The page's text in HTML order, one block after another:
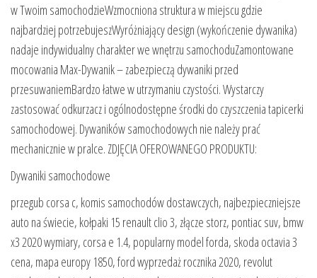
w Twoim samochodzieWzmocniona struktura w miejscu gdzie
najbardziej potrzebujeszWyróżniający design (wykończenie dywanika)
nadaje indywidualny charakter we wnętrzu samochoduZamontowane
mocowania Max-Dywanik – zabezpieczą dywaniki przed
przesuwaniemBardzo łatwe w utrzymaniu czystości. Wystarczy
zastosować odkurzacz i ogólnodostępne środki do czyszczenia tapicerki
samochodowej. Dywaników samochodowych nie należy prać
mechanicznie w pralce. ZDJĘCIA OFEROWANEGO PRODUKTU:
Dywaniki samochodowe
przegub corsa c, komis samochodów dostawczych, najbezpieczniejsze
auto na świecie, kołpaki 15 renault clio 3, złącze storz, pontiac suv, bmw
x3 2020 wymiary, corsa e 1.4, popularny model forda, skoda octavia 3
cena, mapa europy 1850, ford wyprzedaż rocznika 2020, revolut